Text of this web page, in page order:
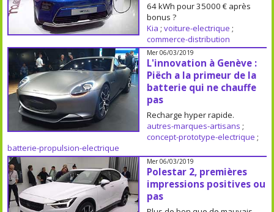
64 kWh pour 35000 € après
bonus ?
Kia ; voiture-electrique ;
commerce-distribution
Mer 06/03/2019
L'innovation à Genève :
Piëch a la primeur de la
batterie qui ne chauffe
pas
Recharge hyper rapide.
autres-marques-artisans ;
concept-prototype-electrique ;
batterie-propulsion-electrique
Mer 06/03/2019
Polestar 2, premières
impressions positives ou
pas